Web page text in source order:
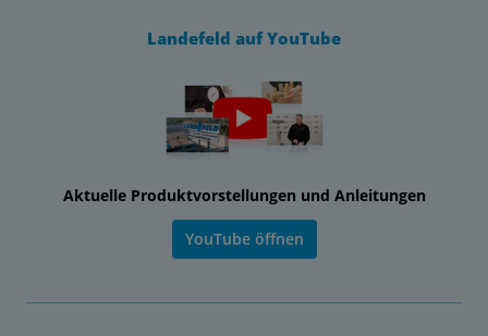
Landefeld auf YouTube
Aktuelle Produktvorstellungen und Anleitungen
YouTube öffnen